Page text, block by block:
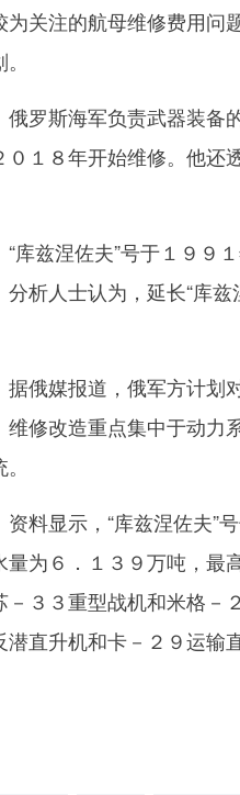
为关注的航母维修费用问
斯海军负责武器装备的
０１８年开始维修。他还
兹涅佐夫”号于１９９１
分析人士认为，延长“库
媒报道，俄军方计划对
维修改造重点集中于动力
显示，“库兹涅佐夫”号
量为６．１３９万吨，最
－３３重型战机和米格－
潜直升机和卡－２９运输